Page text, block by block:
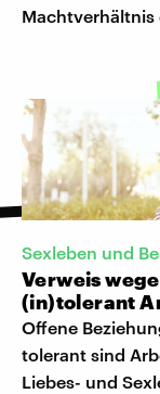
Machtverhältnis
Sexleben und
Verweis
(in)tolerant
Offene
tolerant sind
Liebes- und